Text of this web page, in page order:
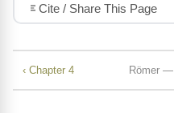
Cite / Share This Page
‹ Chapter 4 Römer —